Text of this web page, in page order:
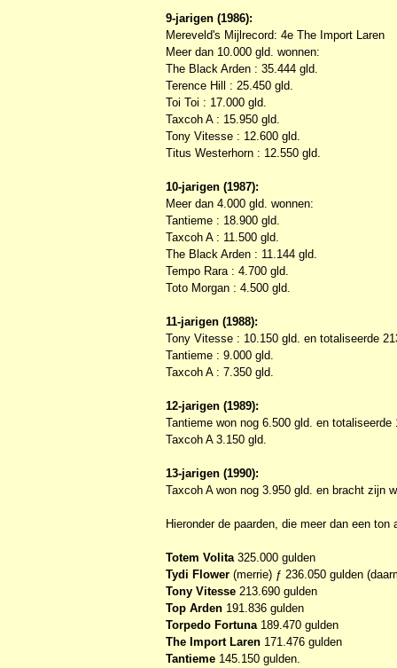
9-jarigen (1986):
Mereveld's Mijlrecord: 4e The Import Laren
Meer dan 10.000 gld. wonnen:
The Black Arden : 35.444 gld.
Terence Hill : 25.450 gld.
Toi Toi : 17.000 gld.
Taxcoh A : 15.950 gld.
Tony Vitesse : 12.600 gld.
Titus Westerhorn : 12.550 gld.
10-jarigen (1987):
Meer dan 4.000 gld. wonnen:
Tantieme : 18.900 gld.
Taxcoh A : 11.500 gld.
The Black Arden : 11.144 gld.
Tempo Rara : 4.700 gld.
Toto Morgan : 4.500 gld.
11-jarigen (1988):
Tony Vitesse : 10.150 gld. en totaliseerde
Tantieme : 9.000 gld.
Taxcoh A : 7.350 gld.
12-jarigen (1989):
Tantieme won nog 6.500 gld. en totaliseerde
Taxcoh A 3.150 gld.
13-jarigen (1990):
Taxcoh A won nog 3.950 gld. en bracht zijn
Hieronder de paarden, die meer dan een
Totem Volita 325.000 gulden
Tydi Flower (merrie) ƒ 236.050 gulden
Tony Vitesse 213.690 gulden
Top Arden 191.836 gulden
Torpedo Fortuna 189.470 gulden
The Import Laren 171.476 gulden
Tantieme 145.150 gulden.